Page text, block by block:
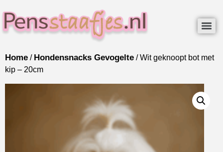
Home / Hondensnacks Gevogelte / Wit geknoopt bot met
kip – 20cm